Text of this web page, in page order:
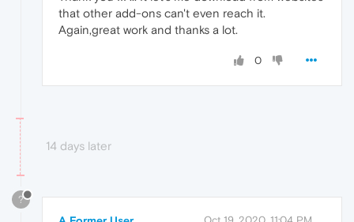
that other add-ons can't even reach it.
Again,great work and thanks a lot.
0
14 days later
?